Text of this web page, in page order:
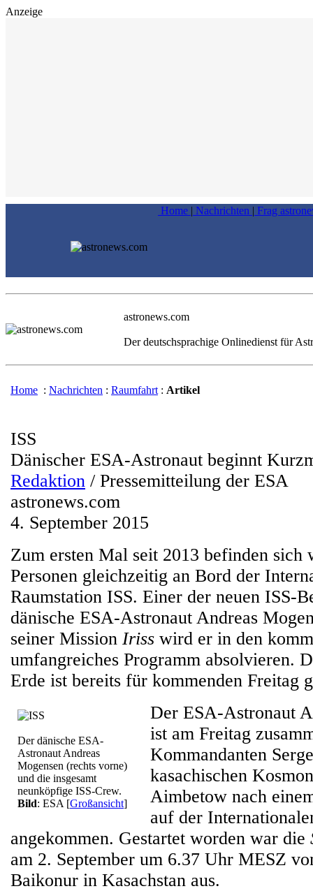
Anzeige
Home | Nachrichten | Frag
astronews.com
Der deutschsprachige Onlinedienst für
Home : Nachrichten : Raumfahrt : Artikel
ISS
Dänischer ESA-Astronaut beginnt
Redaktion / Pressemitteilung der ESA
astronews.com
4. September 2015
Zum ersten Mal seit 2013 befinden sich
Personen gleichzeitig an Bord der
Raumstation ISS. Einer der neuen ISS-
dänische ESA-Astronaut Andreas
seiner Mission Iriss wird er in den
umfangreiches Programm absolvieren.
Erde ist bereits für kommenden Freitag
Der dänische ESA-
Astronaut Andreas
Mogensen (rechts vorne)
und die insgesamt
neunköpfige ISS-Crew.
Bild: ESA [Großansicht]
Der ESA-Astronaut
ist am Freitag
Kommandanten
kasachischen
Aimbetow nach
auf der
angekommen. Gestartet worden war die
am 2. September um 6.37 Uhr MESZ
Baikonur in Kasachstan aus.